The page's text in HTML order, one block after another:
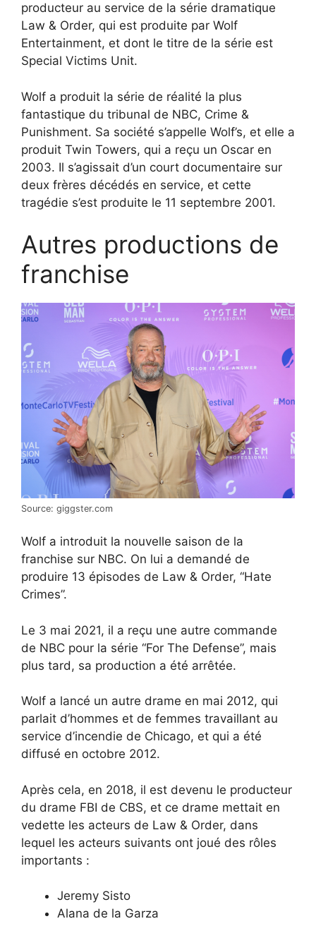
producteur au service de la série dramatique
Law & Order, qui est produite par Wolf
Entertainment, et dont le titre de la série est
Special Victims Unit.
Wolf a produit la série de réalité la plus
fantastique du tribunal de NBC, Crime &
Punishment. Sa société s’appelle Wolf’s, et elle a
produit Twin Towers, qui a reçu un Oscar en
2003. Il s’agissait d’un court documentaire sur
deux frères décédés en service, et cette
tragédie s’est produite le 11 septembre 2001.
Autres productions de
franchise
Source: giggster.com
Wolf a introduit la nouvelle saison de la
franchise sur NBC. On lui a demandé de
produire 13 épisodes de Law & Order, “Hate
Crimes”.
Le 3 mai 2021, il a reçu une autre commande
de NBC pour la série “For The Defense”, mais
plus tard, sa production a été arrêtée.
Wolf a lancé un autre drame en mai 2012, qui
parlait d’hommes et de femmes travaillant au
service d’incendie de Chicago, et qui a été
diffusé en octobre 2012.
Après cela, en 2018, il est devenu le producteur
du drame FBI de CBS, et ce drame mettait en
vedette les acteurs de Law & Order, dans
lequel les acteurs suivants ont joué des rôles
importants :
Jeremy Sisto
Alana de la Garza